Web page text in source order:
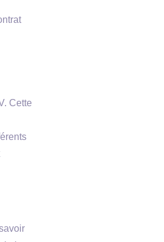
Cette